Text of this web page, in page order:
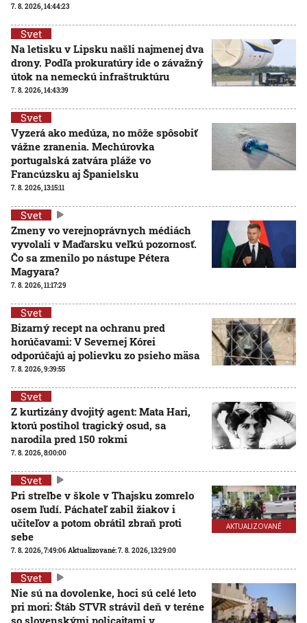
7. 8. 2026, 14:44:23
Svet
Na letisku v Lipsku našli najmenej dva
drony. Podľa prokuratúry ide o závažný
útok na nemeckú infraštruktúru
7. 8. 2026, 14:43:39
Svet
Vyzerá ako medúza, no môže spôsobiť
vážne zranenia. Mechúrovka
portugalská zatvára pláže vo
Francúzsku aj Španielsku
7. 8. 2026, 13:15:11
Svet
Zmeny vo verejnoprávnych médiách
vyvolali v Maďarsku veľkú pozornosť.
Čo sa zmenilo po nástupe Pétera
Magyara?
7. 8. 2026, 11:17:29
Svet
Bizarný recept na ochranu pred
horúčavami: V Severnej Kórei
odporúčajú aj polievku zo psieho mäsa
7. 8. 2026, 9:39:55
Svet
Z kurtizány dvojitý agent: Mata Hari,
ktorú postihol tragický osud, sa
narodila pred 150 rokmi
7. 8. 2026, 8:00:00
AKTUALIZOVANÉ
Svet
Pri streľbe v škole v Thajsku zomrelo
osem ľudí. Páchateľ zabil žiakov i
učiteľov a potom obrátil zbraň proti
sebe
7. 8. 2026, 7:49:06Aktualizované:7. 8. 2026, 13:29:00
Svet
Nie sú na dovolenke, hoci sú celé leto
pri mori: Štáb STVR strávil deň v teréne
so slovenskými policajtami v